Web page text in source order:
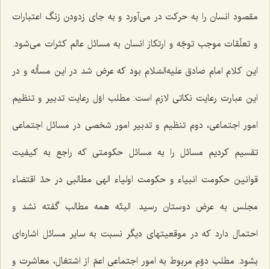
مقصود انسان را به حركت در می‌آورد و به جای زدودن زنگ اعتبارات
و تعلّقات موجب توجّه و ارتكاز انسان به مسائل عالم كثرات می‌شود.
این كلام امام صادق علیه‌السّلام بود كه عرض شد در این مسأله و در
این عبارت رعایت نكاتی لازم است: مطلب اوّل رعایت تدبیر و تنظیم
امور اجتماعی، دوم تنظیم و تدبیر امور شخصی در مسائل اجتماعی
تقسیم كردیم مسائل را به مسائل حكومتی كه راجع به كیفیت
قوانین حكومت انبیاء و حكومت اولیاء الهی مطالبی در حدّ اقتضاء
مجلس به عرض دوستان رسید. البتّه همه مطالب گفته نشد و
احتمال دارد كه در موقعیتهای دیگر نسبت به سایر مسائل اشاره‌ای
بشود. مطلب دوّم مربوط به امور اجتماعی اعمّ از اشتغال، معاشرت و